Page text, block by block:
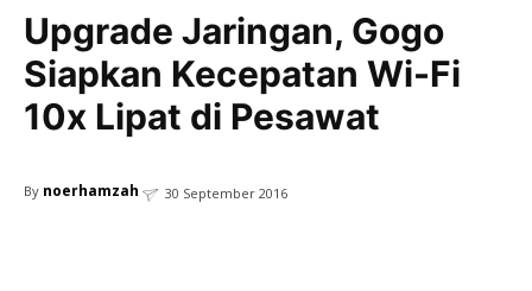
Upgrade Jaringan, Gogo
Siapkan Kecepatan Wi-Fi
10x Lipat di Pesawat
By noerhamzah 30 September 2016